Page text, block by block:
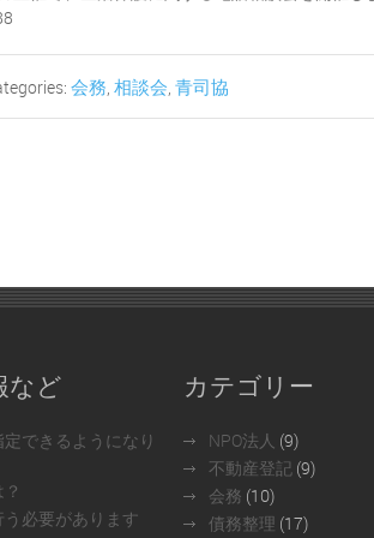
会務, 相談会, 青司協
など
できるようになり
必要があります
カテゴリー
NPO法人 (9)
不動産登記 (9)
会務 (10)
債務整理 (17)